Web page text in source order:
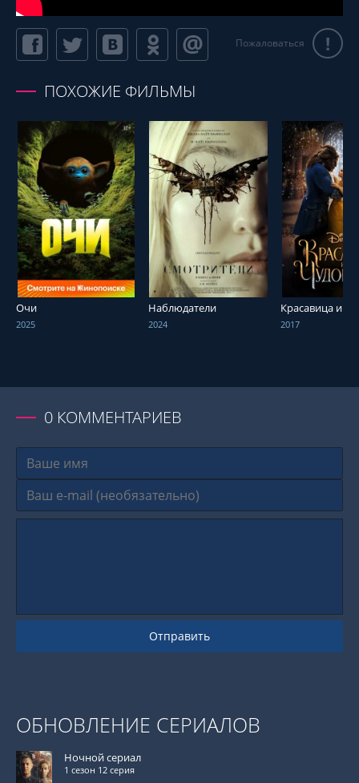
Пожаловаться !
ПОХОЖИЕ ФИЛЬМЫ
СМОТРЕТЬ ОНЛАЙН
Очи
2025
СМОТРЕТЬ ОНЛАЙН
Наблюдатели
2024
Красавица и
2017
0 КОММЕНТАРИЕВ
Отправить
ОБНОВЛЕНИЕ СЕРИАЛОВ
Ночной сериал
1 сезон 12 серия